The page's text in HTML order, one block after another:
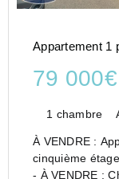
Appartement 1
79 000€
1 chambre
À VENDRE :
cinquième
- À VENDRE :